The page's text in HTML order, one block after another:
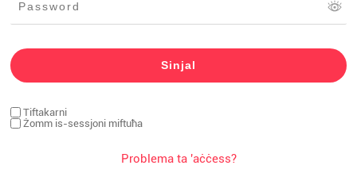
Tiftakarni
Żomm is-sessjoni miftuħa
Problema ta 'aċċess?